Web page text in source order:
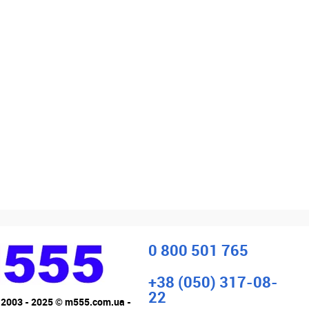
- 2025 © m555.com.ua -
0 800 501 765
+38 (050) 317-08-
22